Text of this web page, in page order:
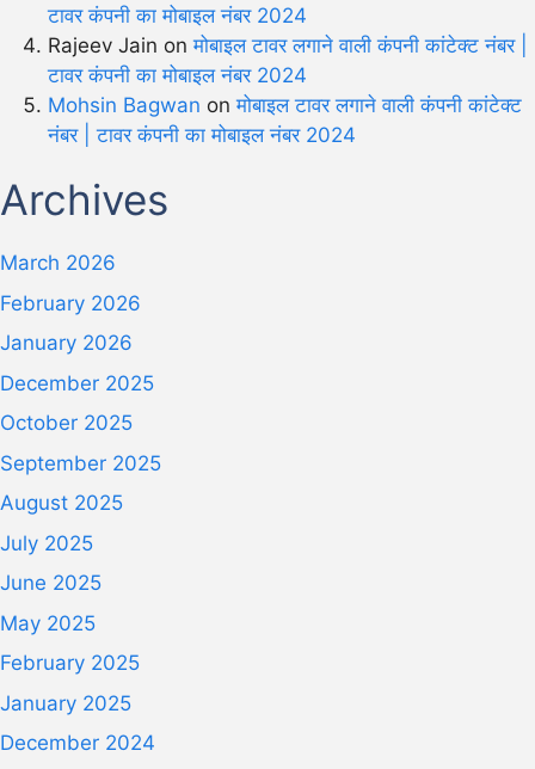
टावर कंपनी का मोबाइल नंबर 2024
Rajeev Jain onमोबाइल टावर लगाने वाली कंपनी कांटेक्ट नंबर |
टावर कंपनी का मोबाइल नंबर 2024
Mohsin Bagwan onमोबाइल टावर लगाने वाली कंपनी कांटेक्ट
नंबर | टावर कंपनी का मोबाइल नंबर 2024
Archives
March 2026
February 2026
January 2026
December 2025
October 2025
September 2025
August 2025
July 2025
June 2025
May 2025
February 2025
January 2025
December 2024